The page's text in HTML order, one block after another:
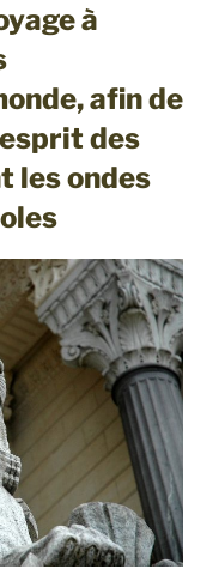
à
afin de
des
les ondes